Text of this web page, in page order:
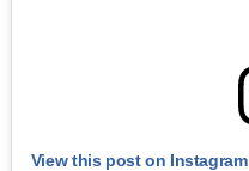
View this post on Instagram